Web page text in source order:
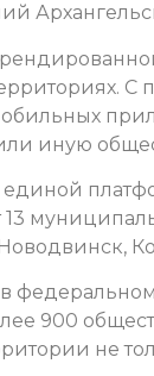
или иную
единой
900
не